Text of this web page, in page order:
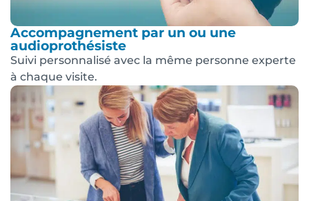
Accompagnement par un ou une
audioprothésiste
Suivi personnalisé avec la même personne experte
à chaque visite.